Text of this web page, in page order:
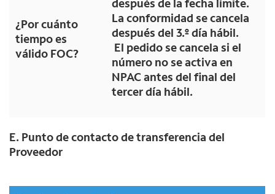
¿Por cuánto
tiempo es
válido FOC?
después de la fecha límite.
La conformidad se cancela
después del 3.º día hábil.
El pedido se cancela si el
número no se activa en
NPAC antes del final del
tercer día hábil.
E. Punto de contacto de transferencia del
Proveedor